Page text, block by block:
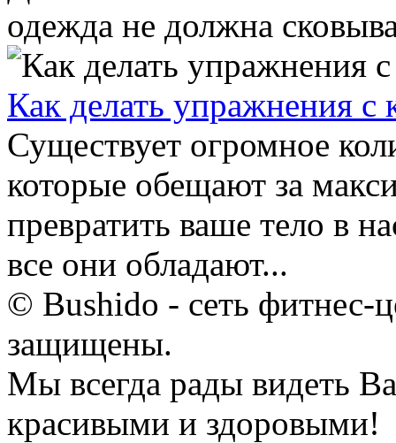
одежда не должна
Как делать упражнения с
Существует огромное
которые обещают за
превратить ваше тело в
все они обладают...
© Bushido - сеть фитнес-
защищены.
Мы всегда рады видеть
красивыми и здоровыми!